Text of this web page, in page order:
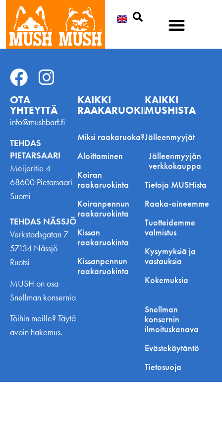
OTA
YHTEYTTÄ
info@mushbarf.fi
TEHDAS
PIETARSAARI
Meijeritie 4
68600 Pietarsaari
Suomi
TEHDAS NÄSSJÖ
Verkstadsgatan 7
57134 Nässjö
Ruotsi
MUSH on osa
Snellman konsernia
Töihin meille? Täytä
avoin hakemus.
KAIKKI
RAAKARUOKINNASTA
Miksi raakaruoka?
Aloittaminen
Koiran
raakaruokinta
Koiranpennun
raakaruokinta
Kissan
raakaruokinta
Kissanpennun
raakaruokinta
KAIKKI
MUSHISTA
Jälleenmyyjät
Jälleenmyyjän
verkkokauppa
Tietoja MUSHista
Raaka-aineemme
Tuotteidemme
valmistus
Kysymyksiä ja
vastauksia
Kokemuksia
Snellman
konsernin
ilmoituskanava
Evästekäytäntö
Tietosuoja